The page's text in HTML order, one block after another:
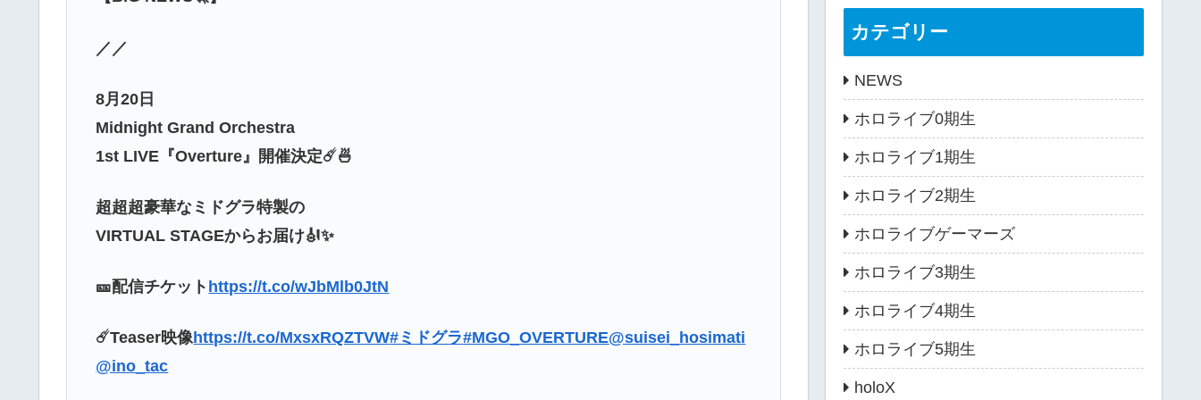
／／
8月20日
Midnight Grand Orchestra
1st LIVE『Overture』開催決定☄️🍜
超超超豪華なミドグラ特製の
VIRTUAL STAGEからお届け🎻✨
🎫配信チケット https://t.co/wJbMlb0JtN
☄️Teaser映像https://t.co/MxsxRQZTVW#ミドグラ#MGO_OVERTURE@suisei_hosimati
@ino_tac
カテゴリー
NEWS
ホロライブ0期生
ホロライブ1期生
ホロライブ2期生
ホロライブゲーマーズ
ホロライブ3期生
ホロライブ4期生
ホロライブ5期生
holoX